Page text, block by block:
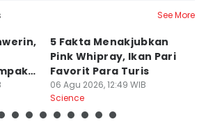
See More
5 Fakta Menakjubkan
Pink Whipray, Ikan Pari
Favorit Para Turis
06 Agu 2026, 12:49 WIB
Science